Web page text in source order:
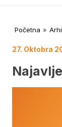
Početna »
27. Oktobra